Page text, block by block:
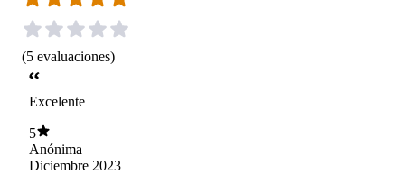
(5 evaluaciones)
Excelente
5
Anónima
Diciembre 2023